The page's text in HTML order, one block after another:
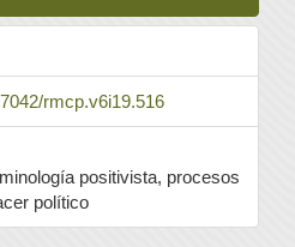
rmcp.v6i19.516
positivista, procesos
político